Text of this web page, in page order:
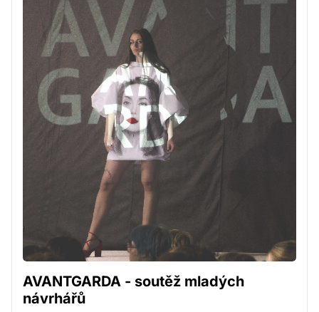
AVANTGARDA - soutěž mladých
návrhářů